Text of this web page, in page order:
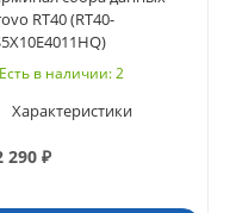
RT40 (RT40-
Есть в наличии: 2
Характеристики
290₽